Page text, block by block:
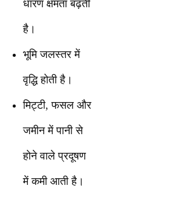
धारण क्षमता बढ़ती
है।
भूमि जलस्तर में
वृद्धि होती है।
मिट्टी, फसल और
जमीन में पानी से
होने वाले प्रदूषण
में कमी आती है।